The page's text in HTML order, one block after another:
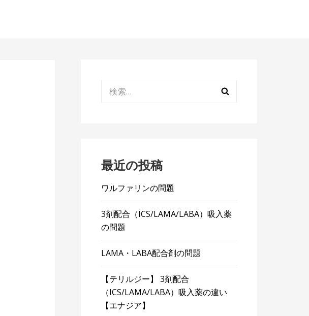
索:
最近の投稿
ワルファリンの問題
3剤配合（ICS/LAMA/LABA）吸入薬
の問題
LAMA・LABA配合剤の問題
【テリルジー】 3剤配合
（ICS/LAMA/LABA）吸入薬の違い
【エナジア】